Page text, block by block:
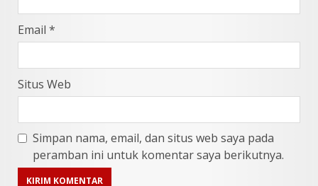
Email *
Situs Web
Simpan nama, email, dan situs web saya pada
peramban ini untuk komentar saya berikutnya.